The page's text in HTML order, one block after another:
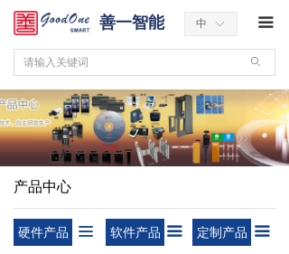
善一智能 ꀅ
中
ꄙ
끀
产品中心
硬件产品 끀 软件产品 끀 定制产品 끀